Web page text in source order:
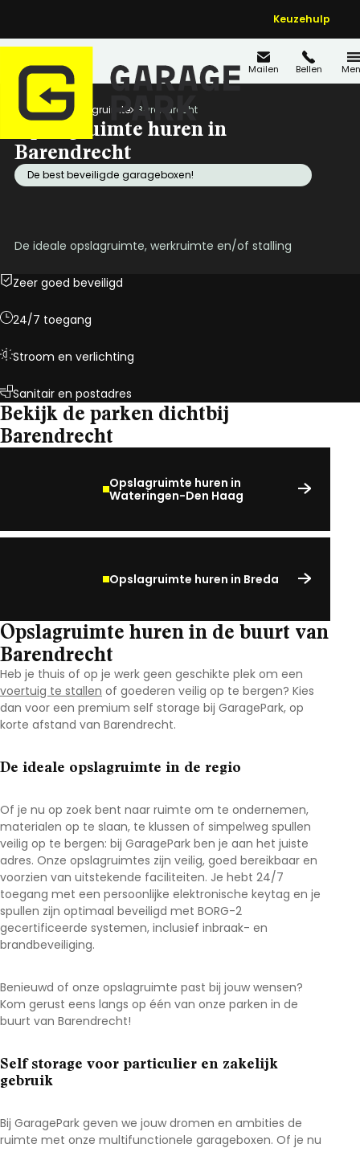
Keuzehulp
Mailen Bellen
Home Opslagruimte Barendrecht
Opslagruimte huren in
Barendrecht
De best beveiligde garageboxen!
De ideale opslagruimte, werkruimte en/of stalling
Zeer goed beveiligd
24/7 toegang
Stroom en verlichting
Sanitair en postadres
Bekijk de parken dichtbij
Barendrecht
Opslagruimte huren in
Wateringen-Den Haag
Opslagruimte huren in Breda
Opslagruimte huren in de buurt van
Barendrecht
Heb je thuis of op je werk geen geschikte plek om een
voertuig te stallen of goederen veilig op te bergen? Kies
dan voor een premium self storage bij GaragePark, op
korte afstand van Barendrecht.
De ideale opslagruimte in de regio
Of je nu op zoek bent naar ruimte om te ondernemen,
materialen op te slaan, te klussen of simpelweg spullen
veilig op te bergen: bij GaragePark ben je aan het juiste
adres. Onze opslagruimtes zijn veilig, goed bereikbaar en
voorzien van uitstekende faciliteiten. Je hebt 24/7
toegang met een persoonlijke elektronische keytag en je
spullen zijn optimaal beveiligd met BORG-2
gecertificeerde systemen, inclusief inbraak- en
brandbeveiliging.
Benieuwd of onze opslagruimte past bij jouw wensen?
Kom gerust eens langs op één van onze parken in de
buurt van Barendrecht!
Self storage voor particulier en zakelijk
gebruik
Bij GaragePark geven we jouw dromen en ambities de
ruimte met onze multifunctionele garageboxen. Of je nu